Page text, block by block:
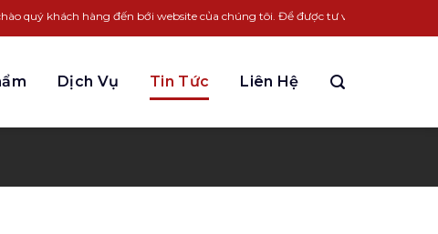
đến bới website của chúng tôi. Để được tư vấn LH:0963.931.338
Dịch Vụ Tin Tức Liên Hệ